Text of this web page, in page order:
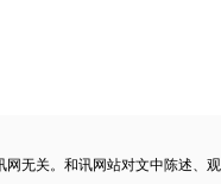
网无关。和讯网站对文中陈述